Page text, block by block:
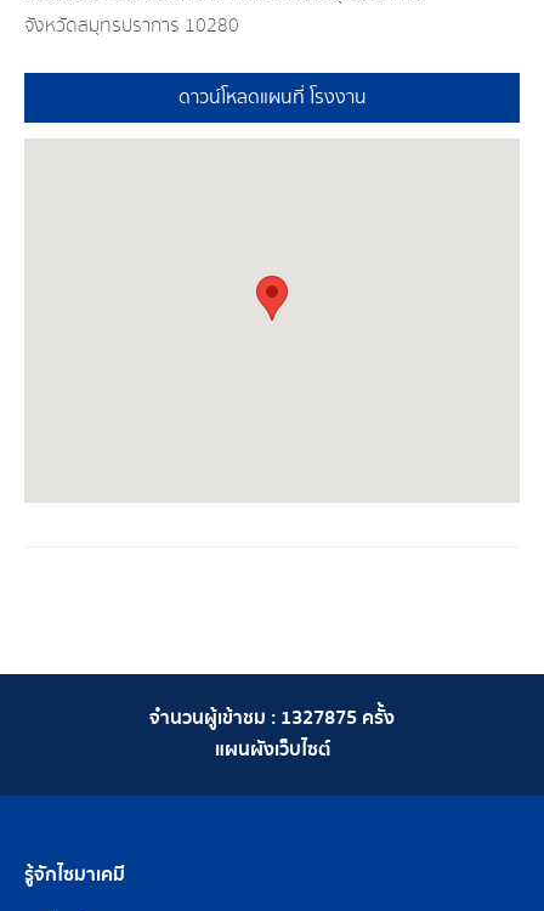
จังหวัดสมุทรปราการ 10280
ดาวน์โหลดแผนที่ โรงงาน
จำนวนผู้เข้าชม : 1327875 ครั้ง
แผนผังเว็บไซต์
รู้จักไซมาเคมี